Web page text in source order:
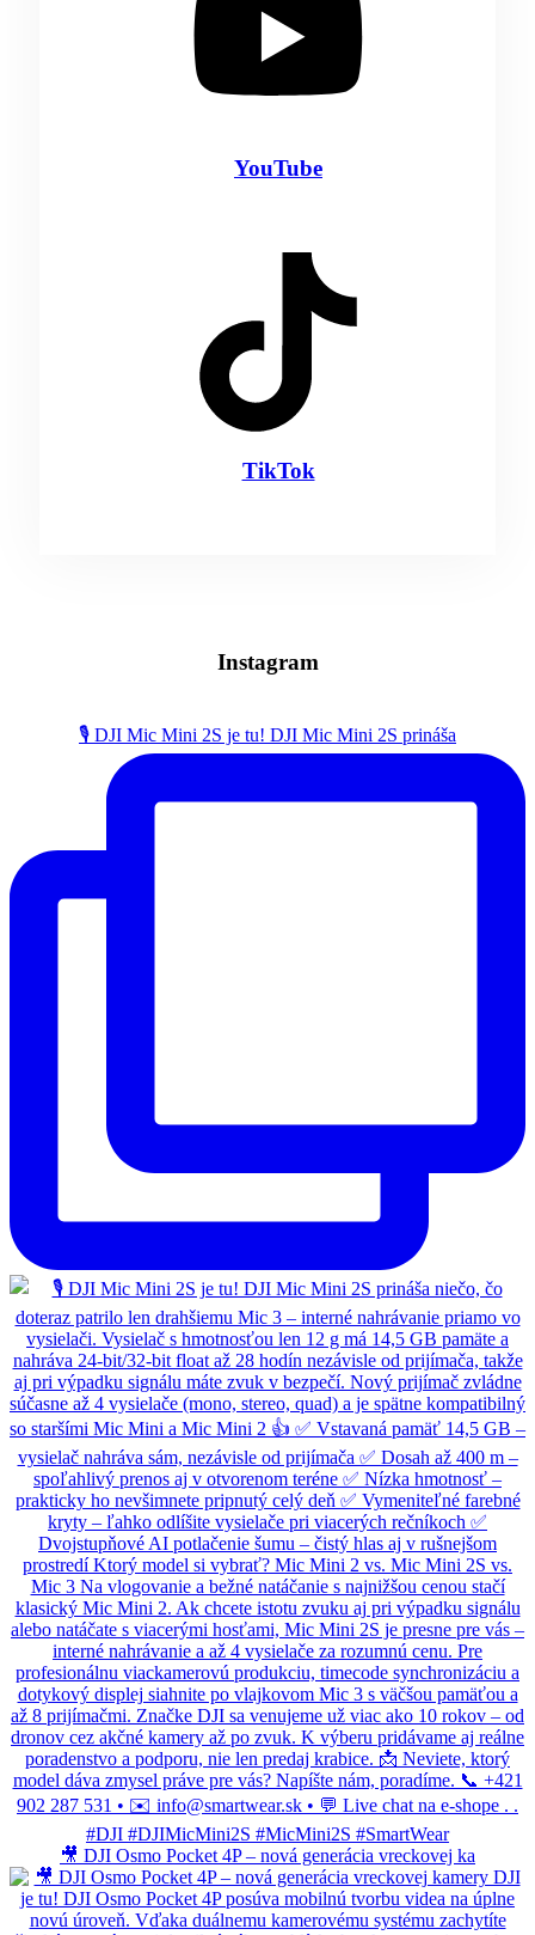
YouTube
TikTok
Instagram
🎙️ DJI Mic Mini 2S je tu! DJI Mic Mini 2S prináša
🎥 DJI Osmo Pocket 4P – nová generácia vreckovej ka